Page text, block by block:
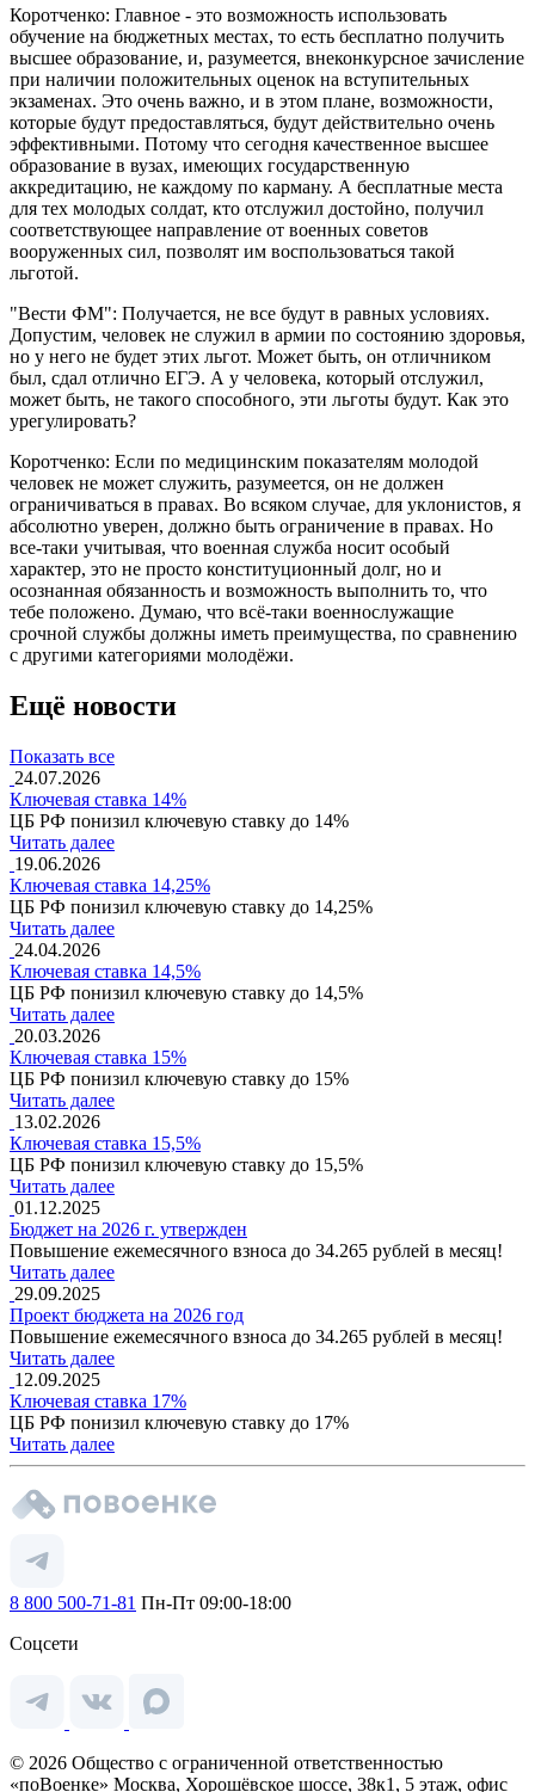
Коротченко: Главное - это возможность использовать
обучение на бюджетных местах, то есть бесплатно получить
высшее образование, и, разумеется, внеконкурсное зачисление
при наличии положительных оценок на вступительных
экзаменах. Это очень важно, и в этом плане, возможности,
которые будут предоставляться, будут действительно очень
эффективными. Потому что сегодня качественное высшее
образование в вузах, имеющих государственную
аккредитацию, не каждому по карману. А бесплатные места
для тех молодых солдат, кто отслужил достойно, получил
соответствующее направление от военных советов
вооруженных сил, позволят им воспользоваться такой
льготой.
"Вести ФМ": Получается, не все будут в равных условиях.
Допустим, человек не служил в армии по состоянию здоровья,
но у него не будет этих льгот. Может быть, он отличником
был, сдал отлично ЕГЭ. А у человека, который отслужил,
может быть, не такого способного, эти льготы будут. Как это
урегулировать?
Коротченко: Если по медицинским показателям молодой
человек не может служить, разумеется, он не должен
ограничиваться в правах. Во всяком случае, для уклонистов, я
абсолютно уверен, должно быть ограничение в правах. Но
все-таки учитывая, что военная служба носит особый
характер, это не просто конституционный долг, но и
осознанная обязанность и возможность выполнить то, что
тебе положено. Думаю, что всё-таки военнослужащие
срочной службы должны иметь преимущества, по сравнению
с другими категориями молодёжи.
Ещё новости
Показать все
24.07.2026
Ключевая ставка 14%
ЦБ РФ понизил ключевую ставку до 14%
Читать далее
19.06.2026
Ключевая ставка 14,25%
ЦБ РФ понизил ключевую ставку до 14,25%
Читать далее
24.04.2026
Ключевая ставка 14,5%
ЦБ РФ понизил ключевую ставку до 14,5%
Читать далее
20.03.2026
Ключевая ставка 15%
ЦБ РФ понизил ключевую ставку до 15%
Читать далее
13.02.2026
Ключевая ставка 15,5%
ЦБ РФ понизил ключевую ставку до 15,5%
Читать далее
01.12.2025
Бюджет на 2026 г. утвержден
Повышение ежемесячного взноса до 34.265 рублей в месяц!
Читать далее
29.09.2025
Проект бюджета на 2026 год
Повышение ежемесячного взноса до 34.265 рублей в месяц!
Читать далее
12.09.2025
Ключевая ставка 17%
ЦБ РФ понизил ключевую ставку до 17%
Читать далее
8 800 500-71-81 Пн-Пт 09:00-18:00
Соцсети
© 2026 Общество с ограниченной ответственностью
«поВоенке» Москва, Хорошёвское шоссе, 38к1, 5 этаж, офис